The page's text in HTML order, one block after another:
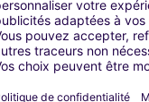
| GPS | Kit